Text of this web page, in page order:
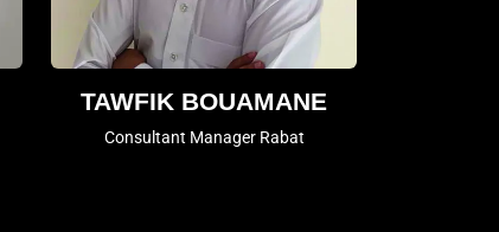
TAWFIK BOUAMANE
Consultant Manager Rabat